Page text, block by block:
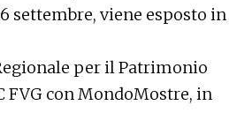
settembre, viene esposto in
per il Patrimonio
FVG con MondoMostre, in